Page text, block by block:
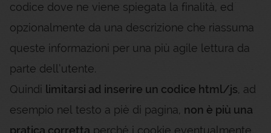
codice dove ne viene spiegata la finalità, ed
opzionalmente da una descrizione che riassuma
queste informazioni per una più agile lettura da
parte dell’utente.
Quindi limitarsi ad inserire un codice html/js, ad
esempio nel testo a piè di pagina, non è più una
pratica corretta perché i cookie eventualmente